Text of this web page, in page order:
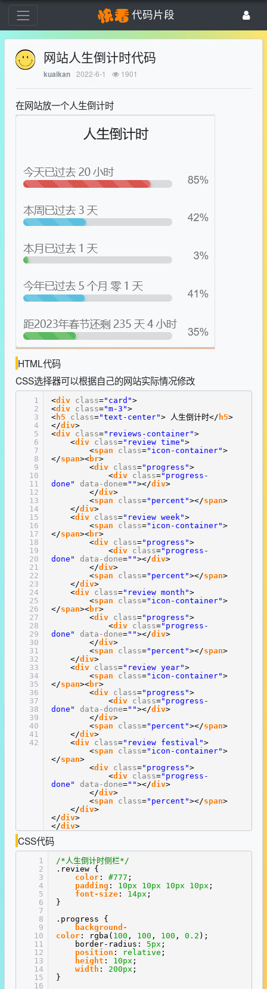
代码片段
网站人生倒计时代码
kuaikan 2022-6-1 1901
在网站放一个人生倒计时
HTML代码
CSS选择器可以根据自己的网站实际情况修改
1
2
3
4
5
6
7
8
9
10
11
12
13
14
15
16
17
18
19
20
21
22
23
24
25
26
27
28
29
30
31
32
33
34
35
36
37
38
39
40
41
42
<div class="card">
<div class="m-3">
<h5 class="text-center"> 人生倒计时</ h5>
</div>
<div class="reviews-container">
<div class="review time">
<span class="icon-container">
</span><br>
<div class="progress">
<div class="progress-
done"
data-done=""></div>
</div>
<span class="percent"></span>
</div>
<div class="review week">
<span class="icon-container">
</span><br>
<div class="progress">
<div class="progress-
done"
data-done=""></div>
</div>
<span class="percent"></span>
</div>
<div class="review month">
<span class="icon-container">
</span><br>
<div class="progress">
<div class="progress-
done"
data-done=""></div>
</div>
<span class="percent"></span>
</div>
<div class="review year">
<span class="icon-container">
</span><br>
<div class="progress">
<div class="progress-
done"
data-done=""></div>
</div>
<span class="percent"></span>
</div>
<div class="review festival">
<span class="icon-container">
</span>
<div class="progress">
<div class="progress-
done"
data-done=""></div>
</div>
<span class="percent"></span>
</div>
</div>
</div>
CSS代码
1
2
3
4
5
6
7
8
9
10
11
12
13
14
15
16
/*人生倒计时侧栏*/
.review {
color: #777 ;
padding : 10px 10px 10px 10px ;
font-size: 14px ;
}
.progress {
background-
color: rgba( 100 , 100 , 100 , 0.2 );
border-radius: 5px ;
position : relative ;
height : 10px ;
width : 200px ;
}